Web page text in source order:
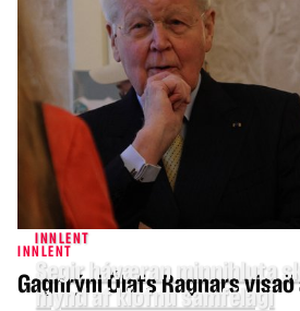
INNLENT
Gagnrýni Ólafs Ragnars vísað
INNLENT
Segir háværan minnihluta
mynd af klofnu samfélagi